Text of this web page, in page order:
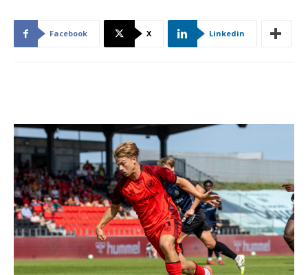
Facebook X Linkedin